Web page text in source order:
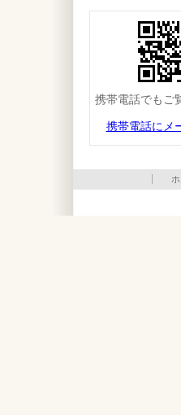
携帯電話でもご
携帯電話にメ